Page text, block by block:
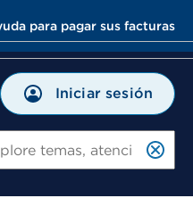
para pagar sus facturas
Iniciar sesión